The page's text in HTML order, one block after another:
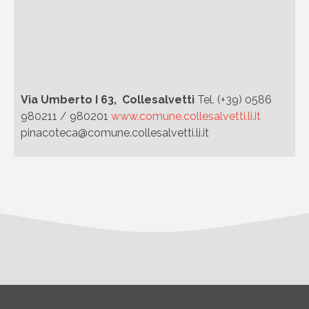
Via Umberto I 63, Collesalvetti Tel. (+39) 0586
980211 / 980201 www.comune.collesalvetti.li.it
pinacoteca@comune.collesalvetti.li.it